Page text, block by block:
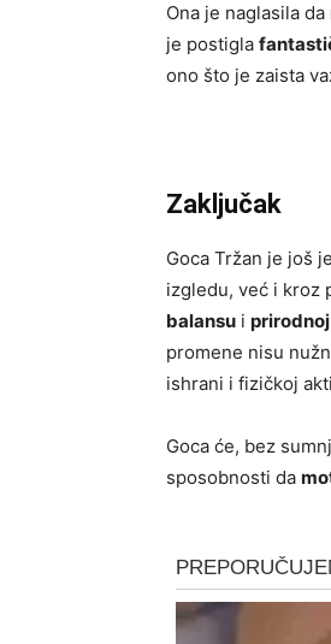
Ona je naglasila da
je postigla
ono što je zaista
Zaključak
Goca Tržan je još
izgledu, već i kroz
balansu i
promene nisu
ishrani i fizičkoj
Goca će, bez
sposobnosti da